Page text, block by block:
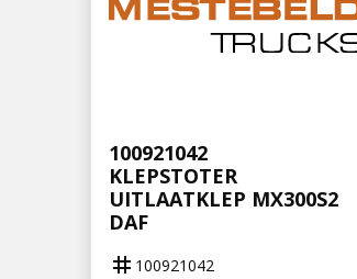
100921042
KLEPSTOTER
UITLAATKLEP MX300S2
DAF
tag 100921042